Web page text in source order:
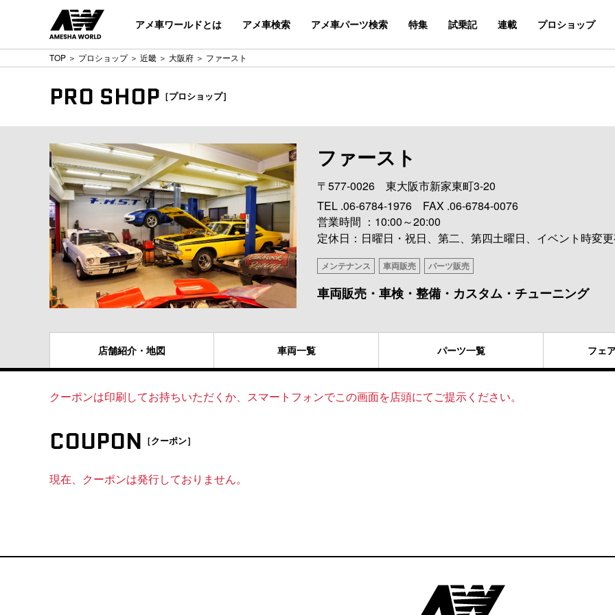
アメ車ワールドとは アメ車検索 アメ車パーツ検索 特集 試乗記 連載 プロショップ
TOP ＞ プロショップ＞ 近畿 ＞ 大阪府 ＞ ファースト
PRO SHOP ［プロショップ］
ファースト
〒577-0026 東大阪市新家東町3-20
TEL .06-6784-1976 FAX .06-6784-0076
営業時間 ：10:00～20:00
定休日：日曜日・祝日、第二、第四土曜日、イベント時変
メンテナンス 車両販売 パーツ販売
車両販売・車検・整備・カスタム・チューニング
店舗紹介 ・地図 車両一覧 パーツ一覧 フェ
クーポンは印刷してお持ちいただくか、スマートフォンでこの画面を店頭にてご提示ください。
COUPON ［クーポン］
現在、クーポンは発行しておりません。